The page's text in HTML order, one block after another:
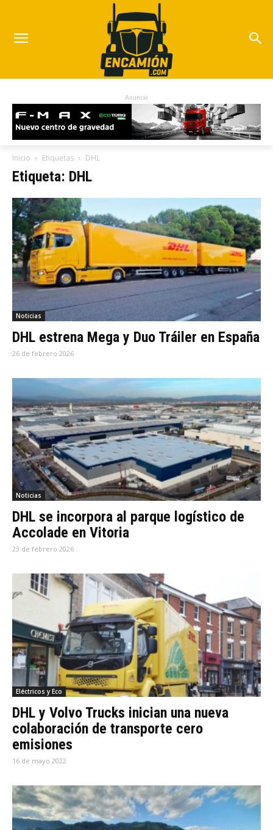
Anuncio
Inicio Etiquetas DHL
Etiqueta: DHL
Noticias
DHL estrena Mega y Duo Tráiler en España
26 de febrero 2026
Noticias
DHL se incorpora al parque logístico de
Accolade en Vitoria
23 de febrero 2026
Eléctricos y Eco
DHL y Volvo Trucks inician una nueva
colaboración de transporte cero
emisiones
16 de mayo 2022